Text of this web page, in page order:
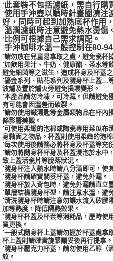
˙ 此套裝不包括濾紙，需自行購
˙使用手沖壺以順時針畫圈澆注
好，同時可起到加熱底杯作用
˙溫潤濾紙時注意避免熱水燙傷。
˙ 比例可根據自己需求調配。
˙手沖咖啡水溫一般控制在80-
˙請勿放在兒童易拿取之處，避免瓷杯
˙如飲用果汁、牛奶、健康醋、茶水等
避免細菌等之滋生，造成杯身及杯蓋
˙鎏金系列、貼花系列及隨身杯上蓋…
波爐及置於爐火旁避免損壞變形。
˙本產品請勿冷凍，可冷藏。但請避免
有可能會因溫差而破裂。
˙請勿使用鐵湯匙等金屬類物品在杯內
條影響美觀。
˙可使用柔緻的泡棉或陶瓷專用菜瓜布
身釉面之物品。杯蓋則使用柔緻的泡
˙每次使用後請務必將杯身及杯蓋等充
˙請勿將隨身杯杯身及杯蓋浸泡於水中
致上蓋活瓷片等脫落狀況。
˙隨身杯注入熱水時請八分滿即可，使
˙隨身杯請確實關妥杯蓋，避免外漏。
˙隨身杯放入背包時，避免外漏請直立
˙單層結構隨身杯型，請注意水溫，避
˙清洗隨身杯時請注意勿讓水流入矽膠
加導熱度，降低隔熱效果。
˙隨身杯杯蓋及杯套等消耗品，歷時使
買更換。
˙一般式隨身杯上蓋請勿握於杯蓋處拿
杯上蓋則請確實旋緊關妥後再行提拿。
˙隨身杯壓克力杯蓋，請勿使用乙醇（
紋。